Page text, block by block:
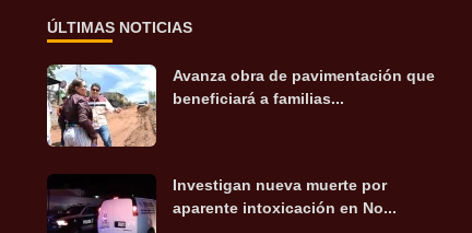
ÚLTIMAS NOTICIAS
Avanza obra de pavimentación que
beneficiará a familias...
Investigan nueva muerte por
aparente intoxicación en No...